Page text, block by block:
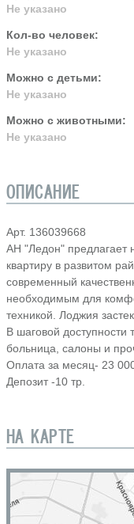
Не указано
Кол-во человек:
Не указано
Можно с детьми:
Не указано
Можно с животными:
Не указано
ОПИСАНИЕ
Арт. 136039668
АН "Ледон" предлагает
квартиру в развитом
современный
необходимым для
техникой. Лоджия
В шаговой доступности
больница, салоны и
Оплата за месяц- 23
Депозит -10 тр.
НА КАРТЕ